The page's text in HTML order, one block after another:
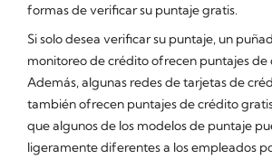
formas de verificar su puntaje gratis.
Si solo desea verificar su puntaje, un
monitoreo de crédito ofrecen puntajes de
Además, algunas redes de tarjetas de
también ofrecen puntajes de crédito
que algunos de los modelos de puntaje
ligeramente diferentes a los empleados